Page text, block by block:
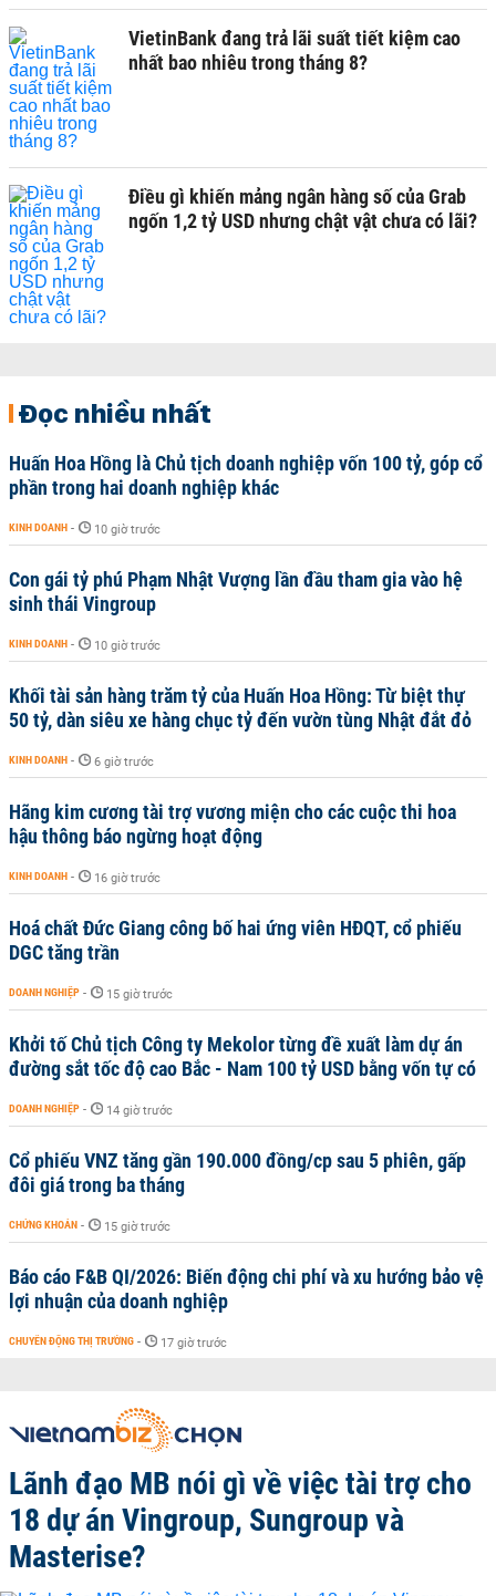
VietinBank đang trả lãi suất tiết kiệm cao
nhất bao nhiêu trong tháng 8?
Điều gì khiến mảng ngân hàng số của Grab
ngốn 1,2 tỷ USD nhưng chật vật chưa có lãi?
Đọc nhiều nhất
Huấn Hoa Hồng là Chủ tịch doanh nghiệp vốn 100 tỷ, góp cổ
phần trong hai doanh nghiệp khác
KINH DOANH - 10 giờ trước
Con gái tỷ phú Phạm Nhật Vượng lần đầu tham gia vào hệ
sinh thái Vingroup
KINH DOANH - 10 giờ trước
Khối tài sản hàng trăm tỷ của Huấn Hoa Hồng: Từ biệt thự
50 tỷ, dàn siêu xe hàng chục tỷ đến vườn tùng Nhật đắt đỏ
KINH DOANH - 6 giờ trước
Hãng kim cương tài trợ vương miện cho các cuộc thi hoa
hậu thông báo ngừng hoạt động
KINH DOANH - 16 giờ trước
Hoá chất Đức Giang công bố hai ứng viên HĐQT, cổ phiếu
DGC tăng trần
DOANH NGHIỆP - 15 giờ trước
Khởi tố Chủ tịch Công ty Mekolor từng đề xuất làm dự án
đường sắt tốc độ cao Bắc - Nam 100 tỷ USD bằng vốn tự có
DOANH NGHIỆP - 14 giờ trước
Cổ phiếu VNZ tăng gần 190.000 đồng/cp sau 5 phiên, gấp
đôi giá trong ba tháng
CHỨNG KHOÁN - 15 giờ trước
Báo cáo F&B QI/2026: Biến động chi phí và xu hướng bảo vệ
lợi nhuận của doanh nghiệp
CHUYỂN ĐỘNG THỊ TRƯỜNG - 17 giờ trước
Lãnh đạo MB nói gì về việc tài trợ cho
18 dự án Vingroup, Sungroup và
Masterise?